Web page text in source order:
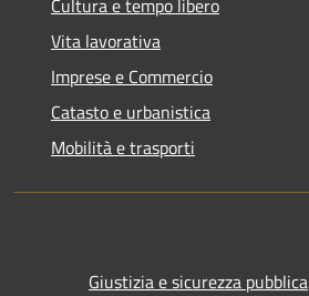
Cultura e tempo libero
Vita lavorativa
Imprese e Commercio
Catasto e urbanistica
Mobilità e trasporti
Giustizia e sicurezza pubblica